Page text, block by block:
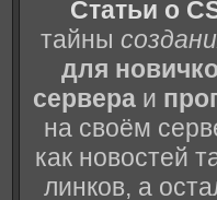
Статьи о
тайны
для
сервера и
на своём
как новостей
линков, а